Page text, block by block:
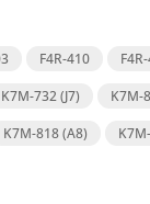
F4R-410
K7M-732 (J7)
K7M-
K7M-818 (A8)